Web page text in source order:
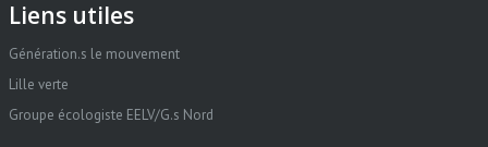
Liens utiles
Génération.s le mouvement
Lille verte
Groupe écologiste EELV/G.s Nord